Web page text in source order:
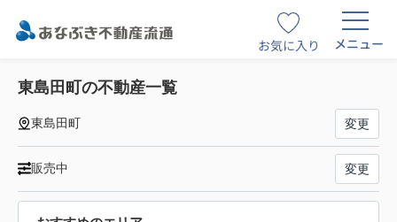
お気に入り メニュー
東島田町の不動産一覧
東島田町 変更
販売中 変更